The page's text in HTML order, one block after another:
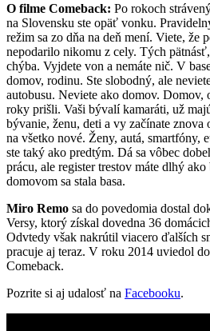
O filme Comeback: Po rokoch
na Slovensku ste opäť vonku.
režim sa zo dňa na deň mení. Viete, že
nepodarilo nikomu z cely. Tých
chýba. Vyjdete von a nemáte nič. V
domov, rodinu. Ste slobodný, ale
autobusu. Neviete ako domov. Domov,
roky prišli. Vaši bývalí kamaráti, už
bývanie, ženu, deti a vy začínate znova
na všetko nové. Ženy, autá, smartfóny,
ste taký ako predtým. Dá sa vôbec
prácu, ale register trestov máte dlhý
domovom sa stala basa.
Miro Remo sa do povedomia dostal
Versy, ktorý získal dovedna 36
Odvtedy však nakrútil viacero ďalších
pracuje aj teraz. V roku 2014 uviedol
Comeback.
Pozrite si aj udalosť na Facebooku.